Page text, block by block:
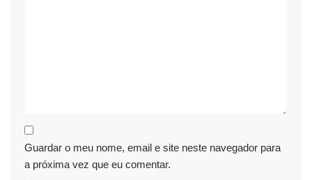
Guardar o meu nome, email e site neste navegador para
a próxima vez que eu comentar.